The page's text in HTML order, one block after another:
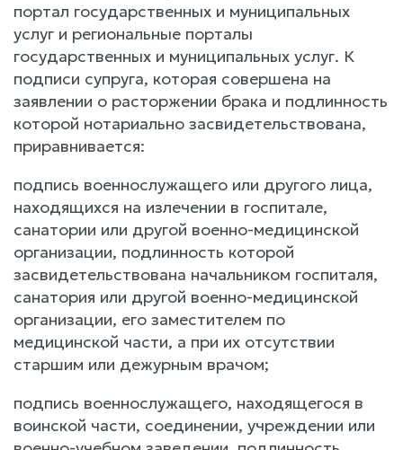
портал государственных и муниципальных
услуг и региональные порталы
государственных и муниципальных услуг. К
подписи супруга, которая совершена на
заявлении о расторжении брака и подлинность
которой нотариально засвидетельствована,
приравнивается:
подпись военнослужащего или другого лица,
находящихся на излечении в госпитале,
санатории или другой военно-медицинской
организации, подлинность которой
засвидетельствована начальником госпиталя,
санатория или другой военно-медицинской
организации, его заместителем по
медицинской части, а при их отсутствии
старшим или дежурным врачом;
подпись военнослужащего, находящегося в
воинской части, соединении, учреждении или